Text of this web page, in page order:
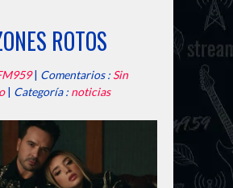
ROTOS
| Comentarios : Sin
| Categoría : noticias